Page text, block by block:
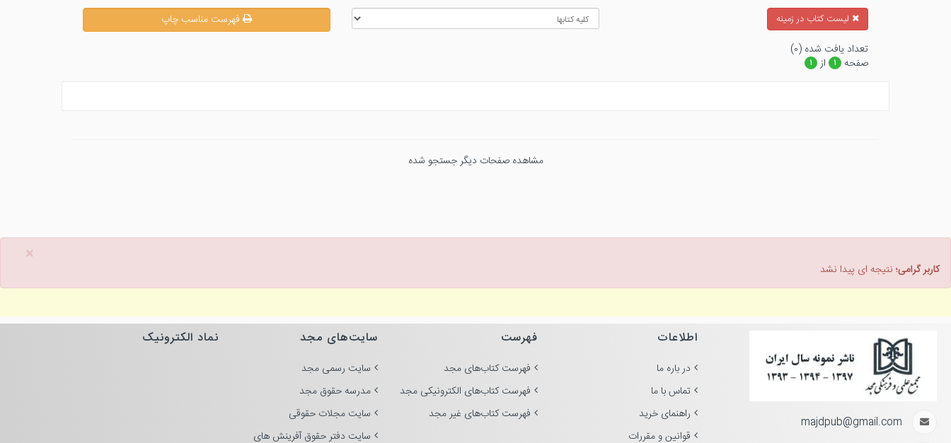
ليست كتاب در زمينه
فهرست مناسب چاپ
تعداد يافت شده (۰)
صفحه
۱ از ۱
مشاهده صفحات دیگر جستجو شده
×
کاربر گرامی؛ نتیجه ای پیدا نشد
majdpub@gmail.com
اطلاعات
در باره ما
تماس با ما
راهنمای خرید
قوانین و مقررات
فهرست
فهرست کتاب‌های مجد
فهرست کتاب‌های الکترونیکی مجد
فهرست کتاب‌های غیر مجد
سایت‌های مجد
سایت رسمی مجد
مدرسه حقوق مجد
سایت مجلات حقوقی
سایت دفتر حقوق آفرینش های
نماد الکترونیک